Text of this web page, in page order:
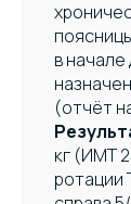
в
(отчёт
кг (ИМТ
ротации